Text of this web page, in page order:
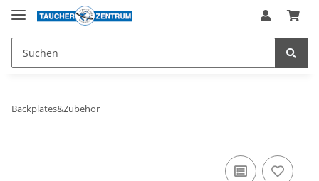
Backplates&Zubehör